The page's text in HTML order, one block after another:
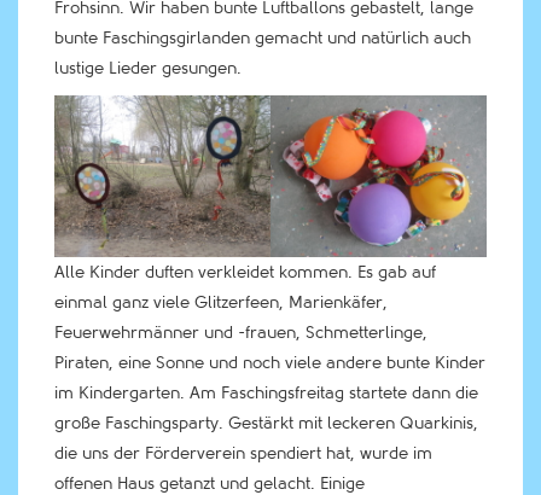
Frohsinn. Wir haben bunte Luftballons gebastelt, lange
bunte Faschingsgirlanden gemacht und natürlich auch
lustige Lieder gesungen.
Alle Kinder duften verkleidet kommen. Es gab auf
einmal ganz viele Glitzerfeen, Marienkäfer,
Feuerwehrmänner und -frauen, Schmetterlinge,
Piraten, eine Sonne und noch viele andere bunte Kinder
im Kindergarten. Am Faschingsfreitag startete dann die
große Faschingsparty. Gestärkt mit leckeren Quarkinis,
die uns der Förderverein spendiert hat, wurde im
offenen Haus getanzt und gelacht. Einige